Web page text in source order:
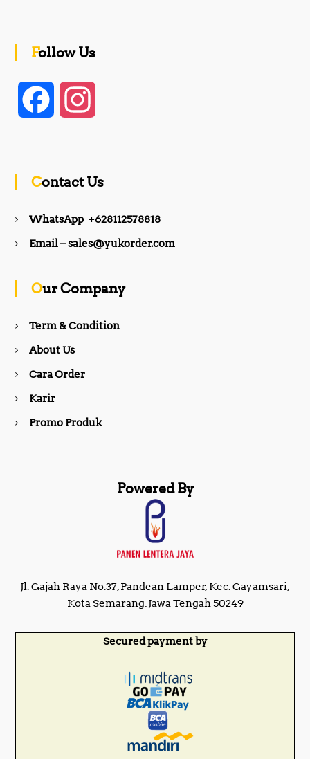
Follow Us
b
k
a
Contact Us
WhatsApp +628112578818
Email – sales@yukorder.com
Our Company
Term & Condition
About Us
Cara Order
Karir
Promo Produk
Powered By
Jl. Gajah Raya No.37, Pandean Lamper, Kec. Gayamsari,
Kota Semarang, Jawa Tengah 50249
Secured payment by